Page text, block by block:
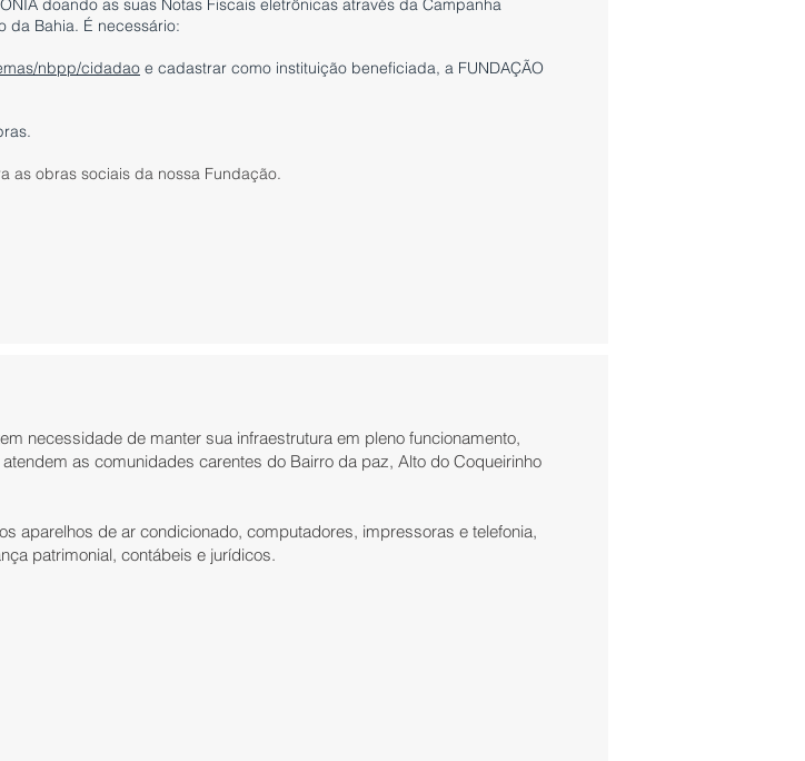
doando as suas Notas Fiscais eletrônicas através da Campanha
da Bahia. É necessário:
nbpp/cidadao e cadastrar como instituição beneficiada, a FUNDAÇÃO
as obras sociais da nossa Fundação.
necessidade de manter sua infraestrutura em pleno funcionamento,
as comunidades carentes do Bairro da paz, Alto do Coqueirinho
aparelhos de ar condicionado, computadores, impressoras e telefonia,
patrimonial, contábeis e jurídicos.